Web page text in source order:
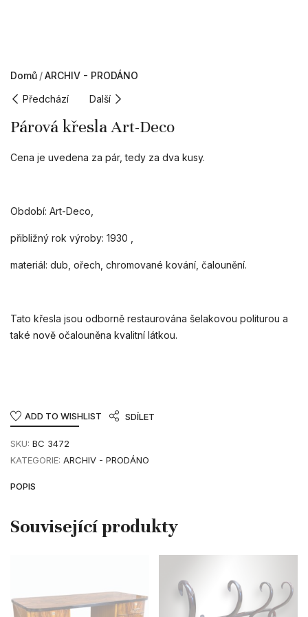
Domů
ARCHIV - PRODÁNO
Předchází
Další
Párová křesla Art-Deco
Cena je uvedena za pár, tedy za dva kusy.
Období: Art-Deco,
přibližný rok výroby: 1930 ,
materiál: dub, ořech, chromované kování, čalounění.
Tato křesla jsou odborně restaurována šelakovou politurou a
také nově očalouněna kvalitní látkou.
ADD TO WISHLIST SDÍLET
SKU: BC 3472
KATEGORIE: ARCHIV - PRODÁNO
POPIS